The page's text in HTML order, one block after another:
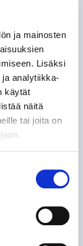
ja mainosten
Lisäksi
analytiikka-
käytät
näitä
tai joita on